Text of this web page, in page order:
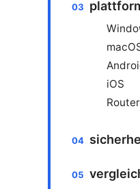
iOS